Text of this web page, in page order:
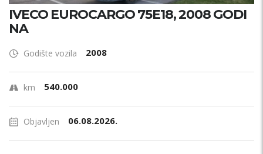
IVECO EUROCARGO 75E18, 2008 GODI
NA
Godište vozila 2008
km 540.000
Objavljen 06.08.2026.